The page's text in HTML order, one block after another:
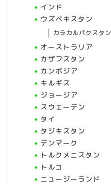
インド
ウズベキスタン
カラカルパクスタン
オーストラリア
カザフスタン
カンボジア
キルギス
ジョージア
スウェーデン
タイ
タジキスタン
デンマーク
トルクメニスタン
トルコ
ニュージーランド